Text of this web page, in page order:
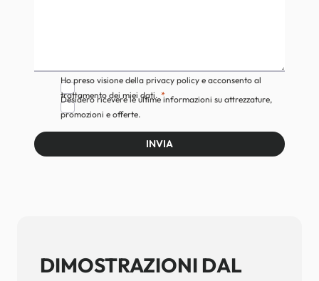
Ho preso visione della privacy policy e acconsento al
trattamento dei miei dati.
Desidero ricevere le ultime informazioni su attrezzature,
promozioni e offerte.
INVIA
DIMOSTRAZIONI DAL